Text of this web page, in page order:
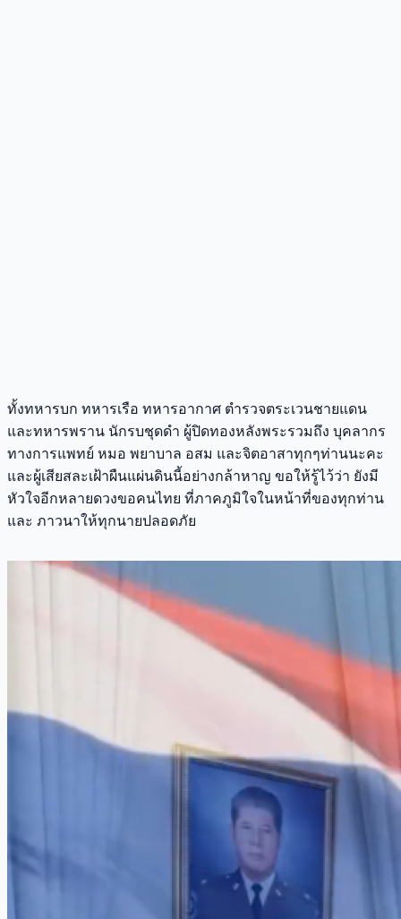
ทั้งทหารบก ทหารเรือ ทหารอากาศ ตำรวจตระเวนชายแดน
และทหารพราน นักรบชุดดำ ผู้ปิดทองหลังพระรวมถึง บุคลากร
ทางการแพทย์ หมอ พยาบาล อสม และจิตอาสาทุกๆท่านนะคะ
และผู้เสียสละเฝ้าผืนแผ่นดินนี้อย่างกล้าหาญ ขอให้รู้ไว้ว่า ยังมี
หัวใจอีกหลายดวงขอคนไทย ที่ภาคภูมิใจในหน้าที่ของทุกท่าน
และ ภาวนาให้ทุกนายปลอดภัย